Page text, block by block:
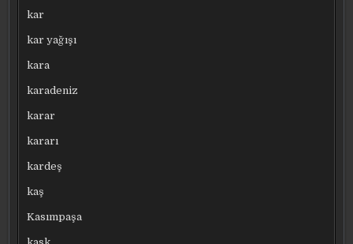
kar
kar yağışı
kara
karadeniz
karar
kararı
kardeş
kaş
Kasımpaşa